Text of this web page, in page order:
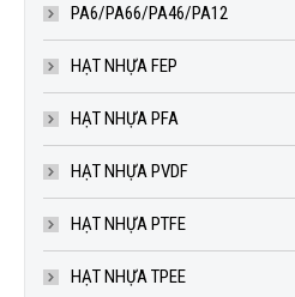
PA6/PA66/PA46/PA12
HẠT NHỰA FEP
HẠT NHỰA PFA
HẠT NHỰA PVDF
HẠT NHỰA PTFE
HẠT NHỰA TPEE